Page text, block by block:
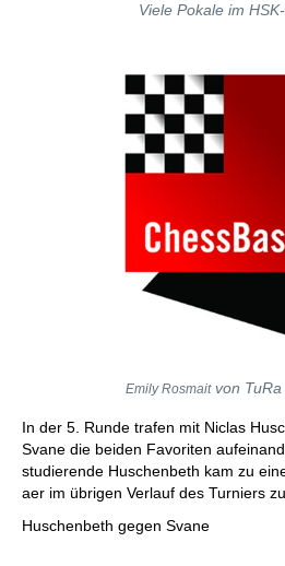
Viele Pokale im
Emily Rosmaitvon TuRa
In der 5. Runde trafen mit Niclas
Svane die beiden Favoriten
studierende Huschenbeth kam zu
aer im übrigen Verlauf des Turniers
Huschenbeth gegen Svane